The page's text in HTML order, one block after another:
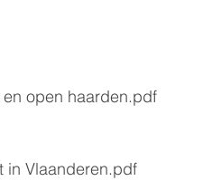
open haarden.pdf
in Vlaanderen.pdf